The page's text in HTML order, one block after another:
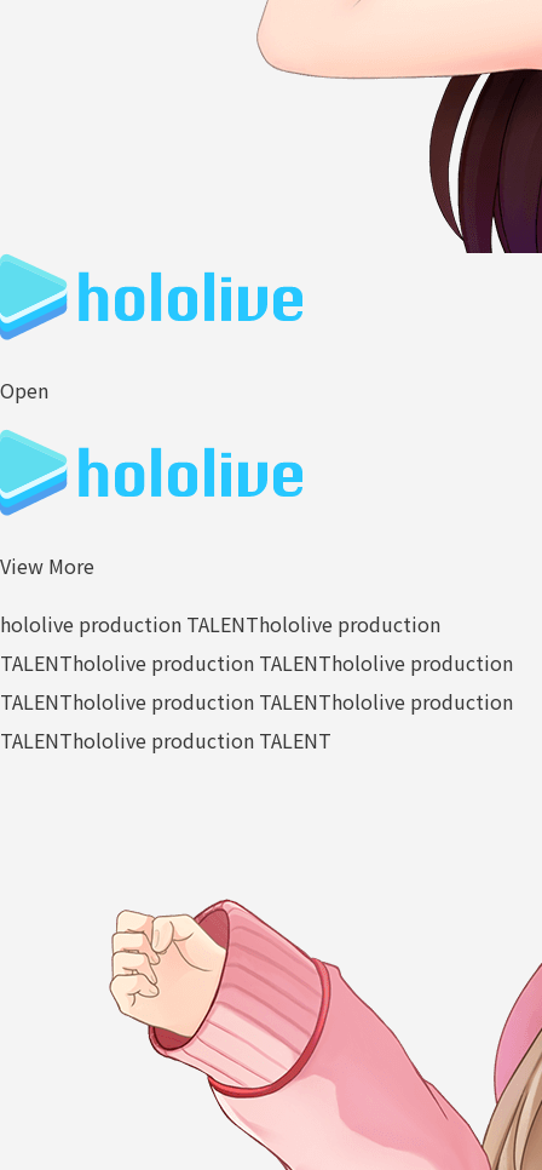
Open
View More
hololive production TALENThololive production
TALENThololive production TALENThololive production
TALENThololive production TALENThololive production
TALENThololive production TALENT